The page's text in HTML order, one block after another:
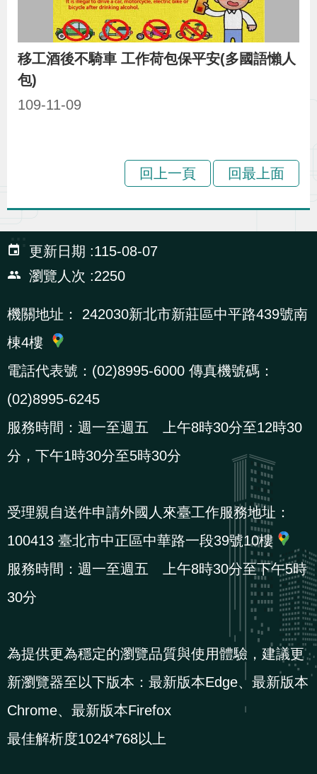
資
訊
安
網
資
料
放
宣
告
檢
舉
交
通
位
置
移工酒後不騎車 工作荷包保平安(多國語懶人
包)
109-11-09
回上一頁 回最上面
:::
更新日期
115-08-07
瀏覽人次
2250
機關地址：
242030新北市新莊區中平路439號南
棟4樓
電話代表號：(02)8995-6000 傳真機號碼：
(02)8995-6245
服務時間：週一至週五 上午8時30分至12時30
分，下午1時30分至5時30分
受理親自送件申請外國人來臺工作服務地址：
100413 臺北市中正區中華路一段39號10樓
服務時間：週一至週五 上午8時30分至下午5時
30分
為提供更為穩定的瀏覽品質與使用體驗，建議更
新瀏覽器至以下版本：最新版本Edge、最新版本
Chrome、最新版本Firefox
最佳解析度1024*768以上